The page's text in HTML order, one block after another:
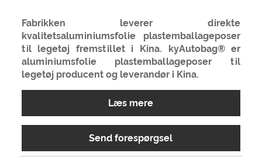
Fabrikken leverer direkte
kvalitetsaluminiumsfolie plastemballageposer
til legetøj fremstillet i Kina. kyAutobag® er
aluminiumsfolie plastemballageposer til
legetøj producent og leverandør i Kina.
Læs mere
Send forespørgsel